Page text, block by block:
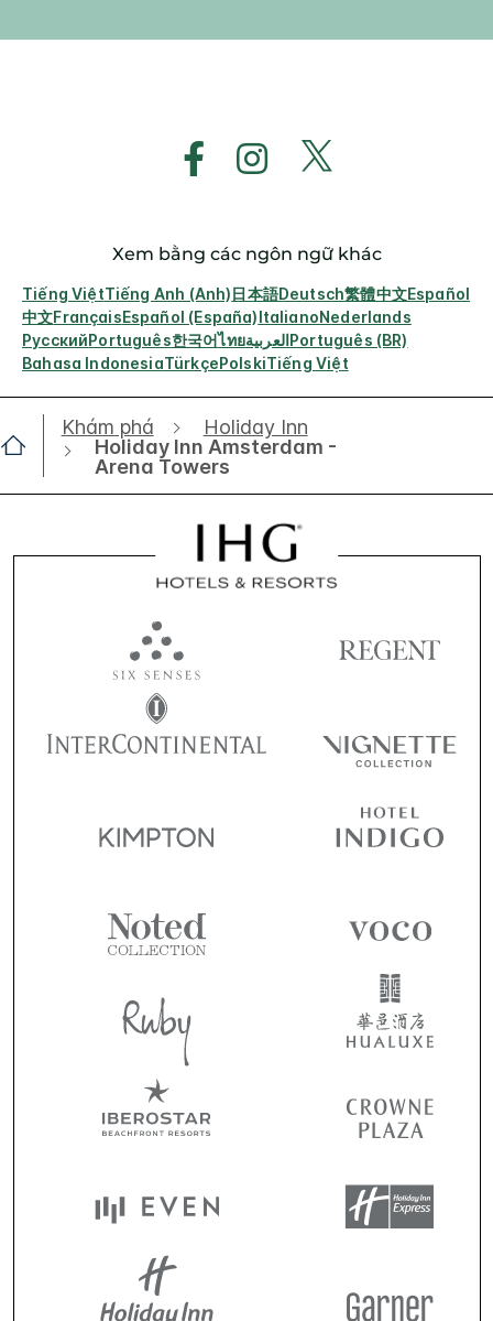
Xem bằng các ngôn ngữ khác
Tiếng ViệtTiếng Anh (Anh)日本語Deutsch繁體中文Español
中文FrançaisEspañol (España)ItalianoNederlands
РусскийPortuguês한국어ไทยالعربيةPortuguês (BR)
Bahasa IndonesiaTürkçePolskiTiếng Việt
Khám phá
Holiday Inn
Holiday Inn Amsterdam -
Arena Towers